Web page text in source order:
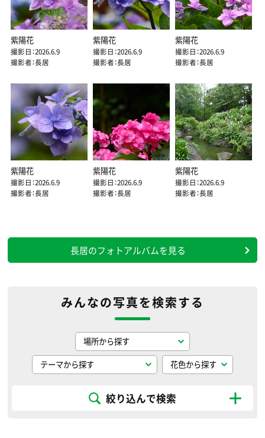
紫陽花
撮影日：2026.6.9
撮影者：長居
紫陽花
撮影日：2026.6.9
撮影者：長居
紫陽花
撮影日：2026.6.9
撮影者：長居
紫陽花
撮影日：2026.6.9
撮影者：長居
紫陽花
撮影日：2026.6.9
撮影者：長居
紫陽花
撮影日：2026.6.9
撮影者：長居
長居のフォトアルバムを見る
みんなの写真を検索する
絞り込んで検索